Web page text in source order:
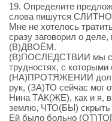
19. Определите
слова пишутся
Мне не хотелось
сразу заговорил о
(В)ДВОЁМ.
(В)ПОСЛЕДСТВИИ мы с
трудностях, с
(НА)ПРОТЯЖЕНИИ
рук, (ЗА)ТО сейчас мог
Нина ТАК(ЖЕ), как и я,
землю, ЧТО(БЫ) скрыть
Ей было больно